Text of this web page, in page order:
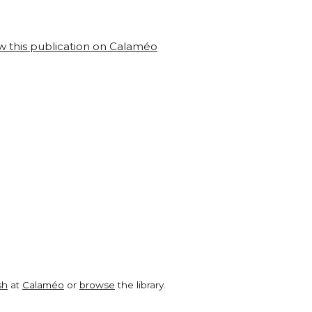
this publication on Calaméo
at Calaméo or browse the library.